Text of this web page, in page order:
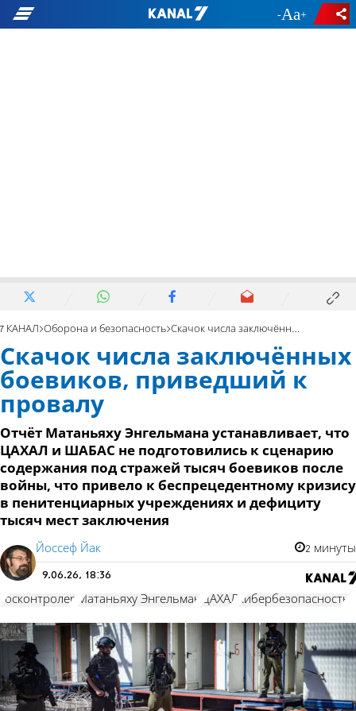
- +
7 КАНАЛ Оборона и безопасность Скачок числа заключённых боевиков, приведший к провалу
Скачок числа заключённых
боевиков, приведший к
провалу
Отчёт Матаньяху Энгельмана устанавливает, что
ЦАХАЛ и ШАБАС не подготовились к сценарию
содержания под стражей тысяч боевиков после
войны, что привело к беспрецедентному кризису
в пенитенциарных учреждениях и дефициту
тысяч мест заключения
Йоссеф Йак 2 минуты
9.06.26, 18:36
госконтролер Матаньяху Энгельман ЦАХАЛ кибербезопасность